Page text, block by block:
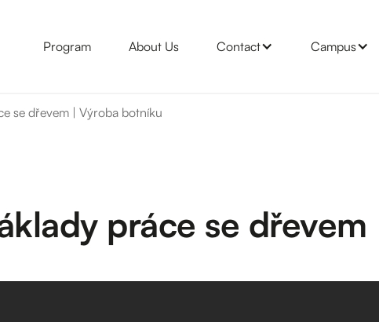
Program About Us Contact Campus
se dřevem | Výroba botníku
práce se